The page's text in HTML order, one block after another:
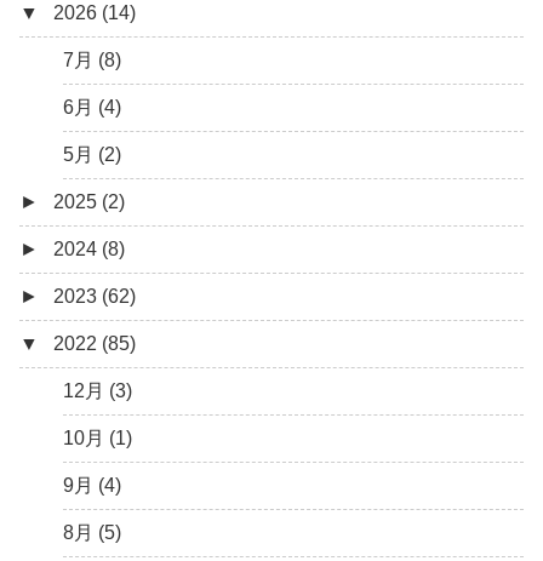
▼ 2026 (14)
7月 (8)
6月 (4)
5月 (2)
► 2025 (2)
12月 (1)
6月 (1)
► 2024 (8)
8月 (1)
7月 (1)
5月 (2)
4月 (3)
3月 (1)
► 2023 (62)
9月 (1)
8月 (1)
7月 (8)
6月 (5)
5月 (7)
▼ 2022 (85)
12月 (3)
10月 (1)
9月 (4)
8月 (5)